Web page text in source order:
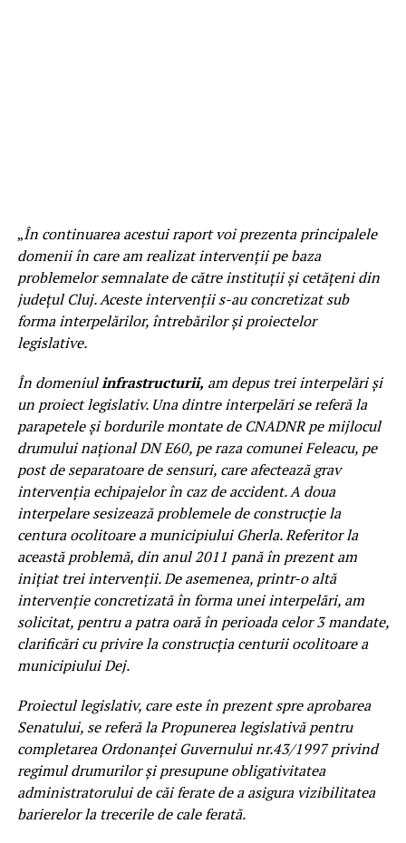
„În continuarea acestui raport voi prezenta principalele
domenii în care am realizat intervenții pe baza
problemelor semnalate de către instituții și cetățeni din
județul Cluj. Aceste intervenții s-au concretizat sub
forma interpelărilor, întrebărilor și proiectelor
legislative.
În domeniulinfrastructurii, am depus trei interpelări și
un proiect legislativ. Una dintre interpelări se referă la
parapetele şi bordurile montate de CNADNR pe mijlocul
drumului naţional DN E60, pe raza comunei Feleacu, pe
post de separatoare de sensuri, care afectează grav
intervenţia echipajelor în caz de accident. A doua
interpelare sesizează problemele de construcţie la
centura ocolitoare a municipiului Gherla. Referitor la
această problemă, din anul 2011 pană în prezent am
inițiat trei intervenții. De asemenea, printr-o altă
intervenție concretizată în forma unei interpelări, am
solicitat, pentru a patra oară în perioada celor 3 mandate,
clarificări cu privire la construcția centurii ocolitoare a
municipiului Dej.
Proiectul legislativ, care este în prezent spre aprobarea
Senatului, se referă la Propunerea legislativă pentru
completarea Ordonanţei Guvernului nr.43/1997 privind
regimul drumurilor și presupune obligativitatea
administratorului de căi ferate de a asigura vizibilitatea
barierelor la trecerile de cale ferată.